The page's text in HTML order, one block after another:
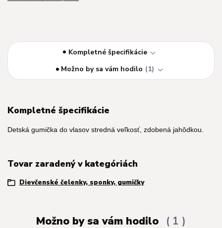
Kompletné špecifikácie
Možno by sa vám hodilo
1
Kompletné špecifikácie
Detská gumička do vlasov stredná veľkosť, zdobená jahôdkou.
Tovar zaradený v kategóriách
Dievčenské čelenky, sponky, gumičky
Možno by sa vám hodilo 1